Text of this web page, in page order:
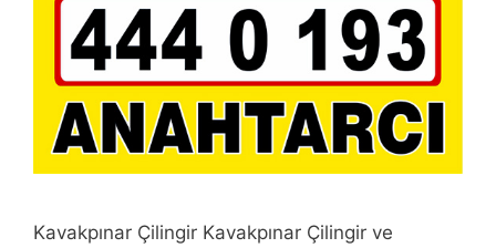
Kavakpınar Çilingir Kavakpınar Çilingir ve